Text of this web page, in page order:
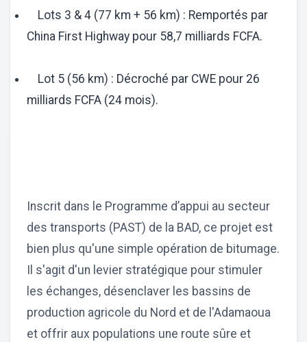
Lots 3 & 4 (77 km + 56 km) : Remportés par
China First Highway pour 58,7 milliards FCFA.
Lot 5 (56 km) : Décroché par CWE pour 26
milliards FCFA (24 mois).
Inscrit dans le Programme d’appui au secteur
des transports (PAST) de la BAD, ce projet est
bien plus qu'une simple opération de bitumage.
Il s'agit d'un levier stratégique pour stimuler
les échanges, désenclaver les bassins de
production agricole du Nord et de l'Adamaoua
et offrir aux populations une route sûre et